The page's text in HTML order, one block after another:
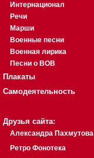
Интернационал
Речи
Марши
Военные песни
Военная лирика
Песни о ВОВ
Плакаты
Самодеятельность
Друзья сайта:
Александра Пахмутова
Ретро Фонотека